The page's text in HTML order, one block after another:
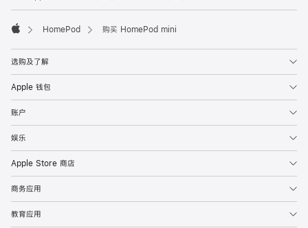
HomePod 购买 HomePod mini
选购及了解
Apple 钱包
账户
娱乐
Apple Store 商店
商务应用
教育应用